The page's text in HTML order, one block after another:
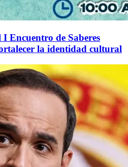
Encuentro de Saberes
la identidad cultural